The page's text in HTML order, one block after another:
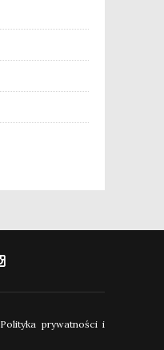
Polityka prywatności i